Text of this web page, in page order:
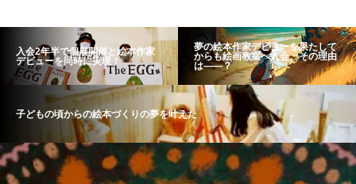
入会2年半で個展開催と絵本作家
デビューを同時に実現！
夢の絵本作家デビューを果たして
からも絵画教室へ入会。その理由
は――？
子どもの頃からの絵本づくりの夢を叶えた